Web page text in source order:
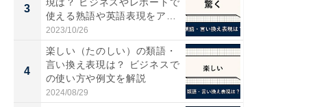
3
現は？ ビジネスやレポートで
使える熟語や英語表現をア
ナ...
2023/10/26
4
楽しい（たのしい）の類語・
言い換え表現は？ ビジネスで
の使い方や例文を解説
2024/08/29